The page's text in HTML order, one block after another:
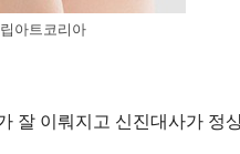
아트코리아
잘 이뤄지고 신진대사가 정